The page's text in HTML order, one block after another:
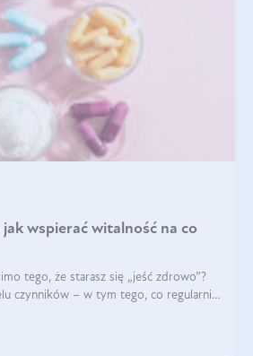
wspierać witalność na co
tego, że starasz się „jeść zdrowo”?
czynników – w tym tego, co regularnie